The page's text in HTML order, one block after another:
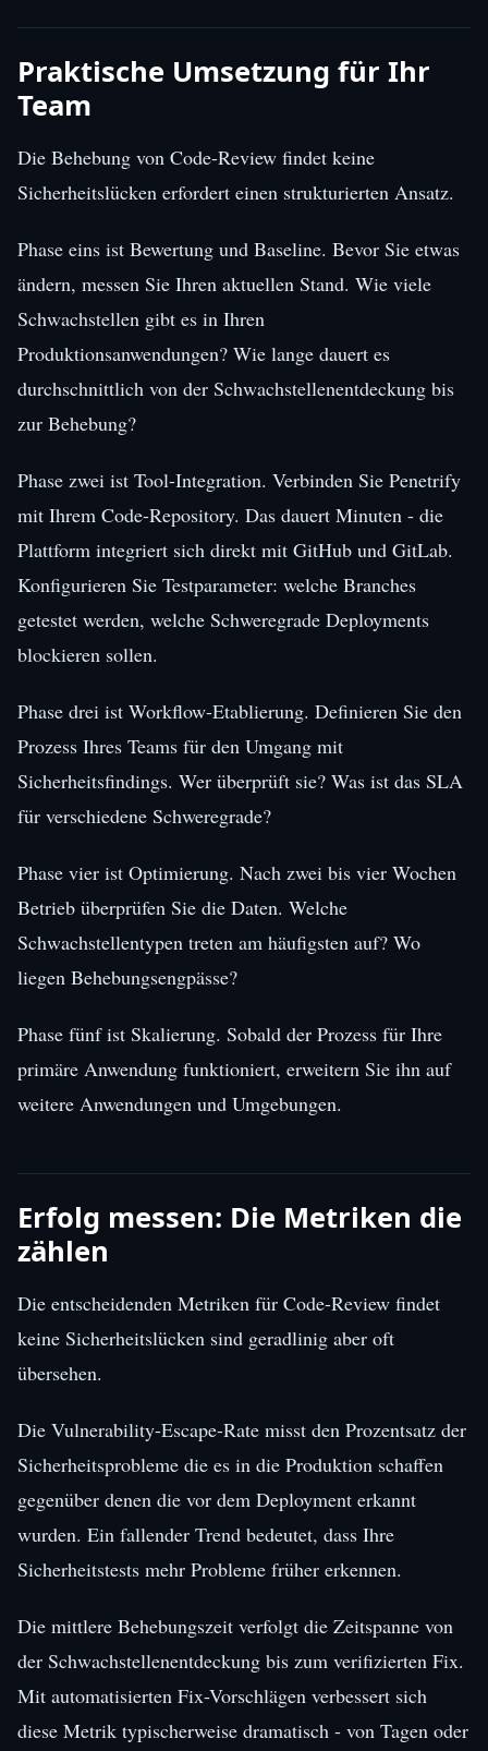
Praktische Umsetzung für Ihr
Team
Die Behebung von Code-Review findet keine
Sicherheitslücken erfordert einen strukturierten Ansatz.
Phase eins ist Bewertung und Baseline. Bevor Sie etwas
ändern, messen Sie Ihren aktuellen Stand. Wie viele
Schwachstellen gibt es in Ihren
Produktionsanwendungen? Wie lange dauert es
durchschnittlich von der Schwachstellenentdeckung bis
zur Behebung?
Phase zwei ist Tool-Integration. Verbinden Sie Penetrify
mit Ihrem Code-Repository. Das dauert Minuten - die
Plattform integriert sich direkt mit GitHub und GitLab.
Konfigurieren Sie Testparameter: welche Branches
getestet werden, welche Schweregrade Deployments
blockieren sollen.
Phase drei ist Workflow-Etablierung. Definieren Sie den
Prozess Ihres Teams für den Umgang mit
Sicherheitsfindings. Wer überprüft sie? Was ist das SLA
für verschiedene Schweregrade?
Phase vier ist Optimierung. Nach zwei bis vier Wochen
Betrieb überprüfen Sie die Daten. Welche
Schwachstellentypen treten am häufigsten auf? Wo
liegen Behebungsengpässe?
Phase fünf ist Skalierung. Sobald der Prozess für Ihre
primäre Anwendung funktioniert, erweitern Sie ihn auf
weitere Anwendungen und Umgebungen.
Erfolg messen: Die Metriken die
zählen
Die entscheidenden Metriken für Code-Review findet
keine Sicherheitslücken sind geradlinig aber oft
übersehen.
Die Vulnerability-Escape-Rate misst den Prozentsatz der
Sicherheitsprobleme die es in die Produktion schaffen
gegenüber denen die vor dem Deployment erkannt
wurden. Ein fallender Trend bedeutet, dass Ihre
Sicherheitstests mehr Probleme früher erkennen.
Die mittlere Behebungszeit verfolgt die Zeitspanne von
der Schwachstellenentdeckung bis zum verifizierten Fix.
Mit automatisierten Fix-Vorschlägen verbessert sich
diese Metrik typischerweise dramatisch - von Tagen oder